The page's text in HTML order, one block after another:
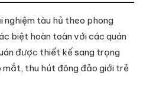
nghiệm tàu hủ theo phong
biệt hoàn toàn với các quán
được thiết kế sang trọng
thu hút đông đảo giới trẻ